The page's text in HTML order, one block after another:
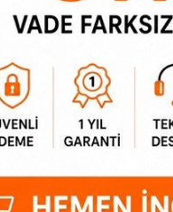
Kuluçka Makinesi
Nem Ayarlama